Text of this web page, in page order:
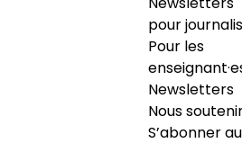
pour
Pour les
Newsletters
Nous
S’abonner au